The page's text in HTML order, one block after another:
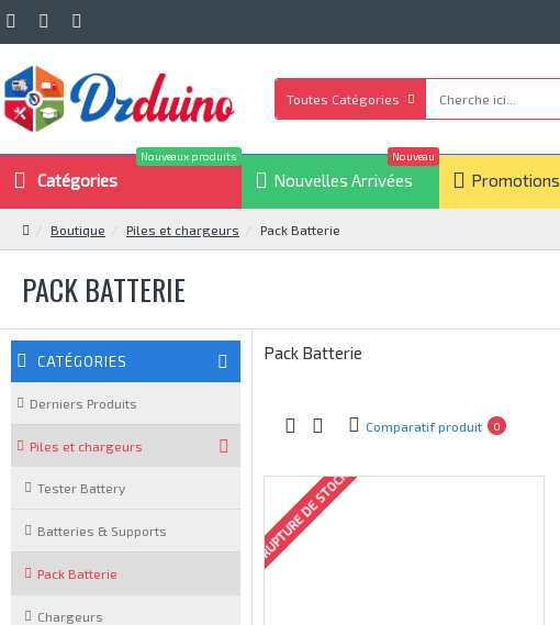
Toutes Catégories
Catégories
Nouveaux produits
Nouvelles Arrivées
Nouveau
Promotions
Boutique Piles et chargeurs Pack Batterie
PACK BATTERIE
CATÉGORIES
Derniers Produits
Piles et chargeurs
Tester Battery
Batteries & Supports
Pack Batterie
Chargeurs
Pack Batterie
Comparatif produit 0
RUPTURE DE STOCK